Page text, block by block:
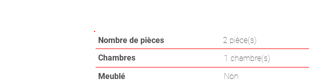
Nombre de pièces
Chambres
1 chambre(s)
Meublé
Non
2 pièce(s)